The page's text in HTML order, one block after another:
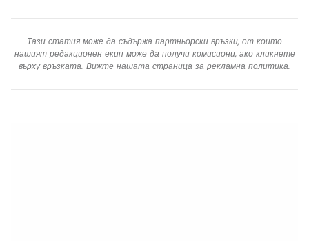
Тази статия може да съдържа партньорски връзки, от които
нашият редакционен екип може да получи комисиони, ако кликнете
върху връзката. Вижте нашата страница за рекламна политика.